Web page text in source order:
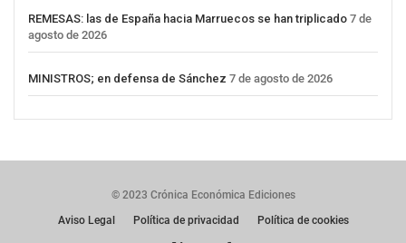
REMESAS: las de España hacia Marruecos se han triplicado 7 de
agosto de 2026
MINISTROS; en defensa de Sánchez 7 de agosto de 2026
© 2023 Crónica Económica Ediciones
Aviso Legal
Política de privacidad Política de cookies